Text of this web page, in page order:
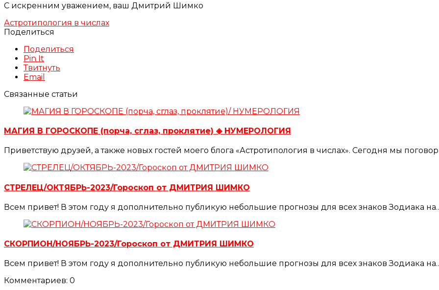
С искренним уважением, ваш Дмитрий Шимко
Астротипология в числах
Поделиться
Поделиться
Pin It
Твитнуть
Email
Связанные статьи
МАГИЯ В ГОРОСКОПЕ (порча, сглаз, проклятие) ◈ НУМЕРОЛОГИЯ
Приветствую друзей, а также новых гостей моего блога «Астротипология в числах». Сегодня мы
СТРЕЛЕЦ/ОКТЯБРЬ-2023/Гороскоп от ДМИТРИЯ ШИМКО
Всем привет! В этом году я дополнительно публикую небольшие прогнозы для всех знаков Зодиака
СКОРПИОН/НОЯБРЬ-2023/Гороскоп от ДМИТРИЯ ШИМКО
Всем привет! В этом году я дополнительно публикую небольшие прогнозы для всех знаков Зодиака
Комментариев: 0